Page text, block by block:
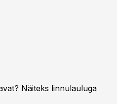
Näiteks linnulauluga